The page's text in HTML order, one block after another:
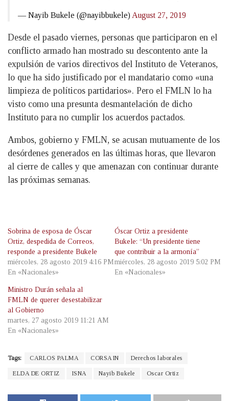
— Nayib Bukele (@nayibbukele) August 27, 2019
Desde el pasado viernes, personas que participaron en el
conflicto armado han mostrado su descontento ante la
expulsión de varios directivos del Instituto de Veteranos,
lo que ha sido justificado por el mandatario como «una
limpieza de políticos partidarios». Pero el FMLN lo ha
visto como una presunta desmantelación de dicho
Instituto para no cumplir los acuerdos pactados.
Ambos, gobierno y FMLN, se acusan mutuamente de los
desórdenes generados en las últimas horas, que llevaron
al cierre de calles y que amenazan con continuar durante
las próximas semanas.
Sobrina de esposa de Óscar
Ortiz, despedida de Correos,
responde a presidente Bukele
miércoles, 28 agosto 2019 4:16 PM
En «Nacionales»
Óscar Ortiz a presidente
Bukele: “Un presidente tiene
que contribuir a la armonía”
miércoles, 28 agosto 2019 5:02 PM
En «Nacionales»
Ministro Durán señala al
FMLN de querer desestabilizar
al Gobierno
martes, 27 agosto 2019 11:21 AM
En «Nacionales»
Tags: CARLOS PALMA CORSAIN Derechos laborales
ELDA DE ORTIZ ISNA Nayib Bukele Oscar Ortiz